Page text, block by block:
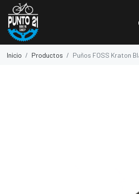
Inicio Productos Puños FOSS Kraton